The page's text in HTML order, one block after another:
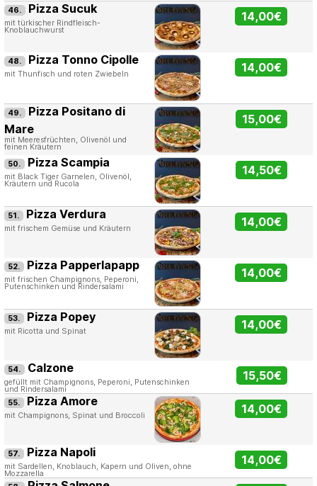
46. Pizza Sucuk
mit türkischer Rindfleisch-
Knoblauchwurst
14,00€
48. Pizza Tonno Cipolle
mit Thunfisch und roten Zwiebeln 14,00€
49. Pizza Positano di
Mare
mit Meeresfrüchten, Olivenöl und
feinen Kräutern
15,00€
50. Pizza Scampia
mit Black Tiger Garnelen, Olivenöl,
Kräutern und Rucola
14,50€
51. Pizza Verdura
mit frischem Gemüse und Kräutern 14,00€
52. Pizza Papperlapapp
mit frischen Champignons, Peperoni,
Putenschinken und Rindersalami
14,00€
53. Pizza Popey
mit Ricotta und Spinat 14,00€
54. Calzone
gefüllt mit Champignons, Peperoni, Putenschinken
und Rindersalami
15,50€
55. Pizza Amore
mit Champignons, Spinat und Broccoli 14,00€
57. Pizza Napoli
mit Sardellen, Knoblauch, Kapern und Oliven, ohne
Mozzarella
14,00€